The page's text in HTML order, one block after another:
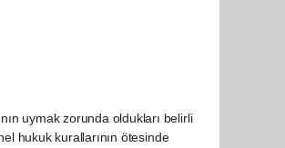
uymak zorunda oldukları belirli
hukuk kurallarının ötesinde